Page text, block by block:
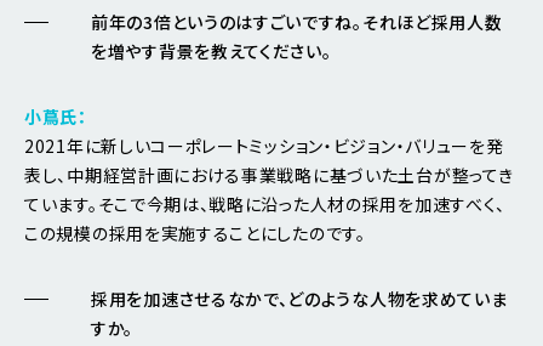
前年の3倍というのはすごいですね。それほど採用人数
を増やす背景を教えてください。
小蔦氏：
2021年に新しいコーポレートミッション・ビジョン・バリューを発
表し、中期経営計画における事業戦略に基づいた土台が整ってき
ています。そこで今期は、戦略に沿った人材の採用を加速すべく、
この規模の採用を実施することにしたのです。
採用を加速させるなかで、どのような人物を求めていま
すか。